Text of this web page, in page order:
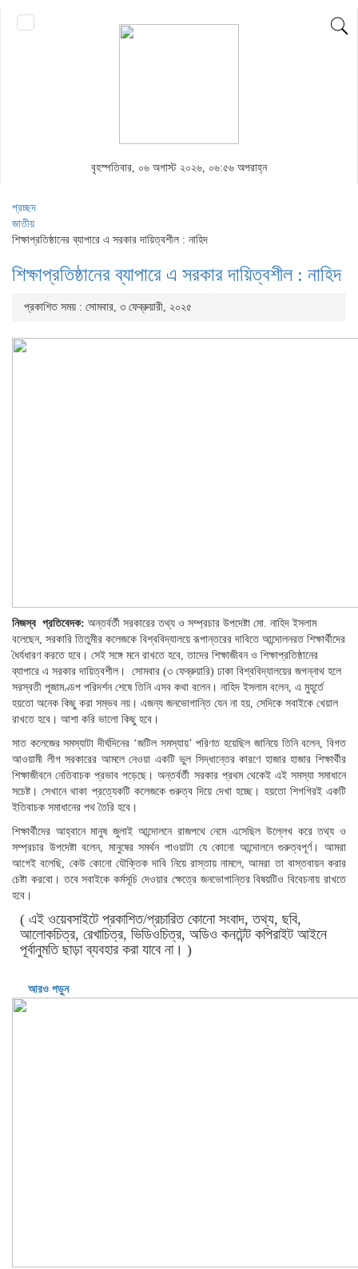
বৃহস্পতিবার, ০৬ অগাস্ট ২০২৬, ০৬:৫৬ অপরাহ্ন
প্রচ্ছদ
জাতীয়
শিক্ষাপ্রতিষ্ঠানের ব্যাপারে এ সরকার দায়িত্বশীল : নাহিদ
শিক্ষাপ্রতিষ্ঠানের ব্যাপারে এ সরকার দায়িত্বশীল : নাহিদ
প্রকাশিত সময় : সোমবার, ৩ ফেব্রুয়ারী, ২০২৫
নিজস্ব প্রতিবেদক: অন্তর্বর্তী সরকারের তথ্য ও সম্প্রচার উপদেষ্টা মো. নাহিদ ইসলাম
বলেছেন, সরকারি তিতুমীর কলেজকে বিশ্ববিদ্যালয়ে রূপান্তরের দাবিতে আন্দোলনরত শিক্ষার্থীদের
ধৈর্যধারণ করতে হবে। সেই সঙ্গে মনে রাখতে হবে, তাদের শিক্ষাজীবন ও শিক্ষাপ্রতিষ্ঠানের
ব্যাপারে এ সরকার দায়িত্বশীল। সোমবার (৩ ফেব্রুয়ারি) ঢাকা বিশ্ববিদ্যালয়ের জগন্নাথ হলে
সরস্বতী পূজামণ্ডপ পরিদর্শন শেষে তিনি এসব কথা বলেন। নাহিদ ইসলাম বলেন, এ মুহূর্তে
হয়তো অনেক কিছু করা সম্ভব নয়। এজন্য জনভোগান্তি যেন না হয়, সেদিকে সবাইকে খেয়াল
রাখতে হবে। আশা করি ভালো কিছু হবে।
সাত কলেজের সমস্যাটা দীর্ঘদিনের ‘জটিল সমস্যায়’ পরিণত হয়েছিল জানিয়ে তিনি বলেন, বিগত
আওয়ামী লীগ সরকারের আমলে নেওয়া একটি ভুল সিদ্ধান্তের কারণে হাজার হাজার শিক্ষার্থীর
শিক্ষাজীবনে নেতিবাচক প্রভাব পড়েছে। অন্তর্বর্তী সরকার প্রথম থেকেই এই সমস্যা সমাধানে
সচেষ্ট। সেখানে থাকা প্রত্যেকটি কলেজকে গুরুত্ব দিয়ে দেখা হচ্ছে। হয়তো শিগগিরই একটি
ইতিবাচক সমাধানের পথ তৈরি হবে।
শিক্ষার্থীদের আহ্বানে মানুষ জুলাই আন্দোলনে রাজপথে নেমে এসেছিল উল্লেখ করে তথ্য ও
সম্প্রচার উপদেষ্টা বলেন, মানুষের সমর্থন পাওয়াটা যে কোনো আন্দোলনে গুরুত্বপূর্ণ। আমরা
আগেই বলেছি, কেউ কোনো যৌক্তিক দাবি নিয়ে রাস্তায় নামলে, আমরা তা বাস্তবায়ন করার
চেষ্টা করবো। তবে সবাইকে কর্মসূচি দেওয়ার ক্ষেত্রে জনভোগান্তির বিষয়টিও বিবেচনায় রাখতে
হবে।
( এই ওয়েবসাইটে প্রকাশিত/প্রচারিত কোনো সংবাদ, তথ্য, ছবি,
আলোকচিত্র, রেখাচিত্র, ভিডিওচিত্র, অডিও কনটেন্ট কপিরাইট আইনে
পূর্বানুমতি ছাড়া ব্যবহার করা যাবে না। )
আরও পড়ুন